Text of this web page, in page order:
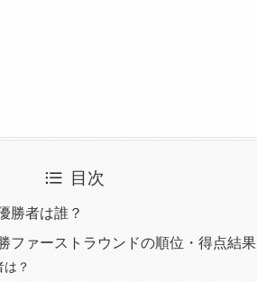
目次
勝者は誰？
ファーストラウンドの順位・得点結果
？